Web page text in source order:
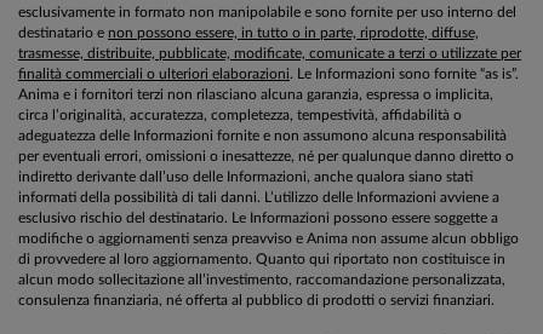
esclusivamente in formato non manipolabile e sono fornite per uso interno del
destinatario e non possono essere, in tutto o in parte, riprodotte, diffuse,
trasmesse, distribuite, pubblicate, modificate, comunicate a terzi o utilizzate per
finalità commerciali o ulteriori elaborazioni. Le Informazioni sono fornite “as is”.
Anima e i fornitori terzi non rilasciano alcuna garanzia, espressa o implicita,
circa l’originalità, accuratezza, completezza, tempestività, affidabilità o
adeguatezza delle Informazioni fornite e non assumono alcuna responsabilità
per eventuali errori, omissioni o inesattezze, né per qualunque danno diretto o
indiretto derivante dall’uso delle Informazioni, anche qualora siano stati
informati della possibilità di tali danni. L’utilizzo delle Informazioni avviene a
esclusivo rischio del destinatario. Le Informazioni possono essere soggette a
modifiche o aggiornamenti senza preavviso e Anima non assume alcun obbligo
di provvedere al loro aggiornamento. Quanto qui riportato non costituisce in
alcun modo sollecitazione all’investimento, raccomandazione personalizzata,
consulenza finanziaria, né offerta al pubblico di prodotti o servizi finanziari.